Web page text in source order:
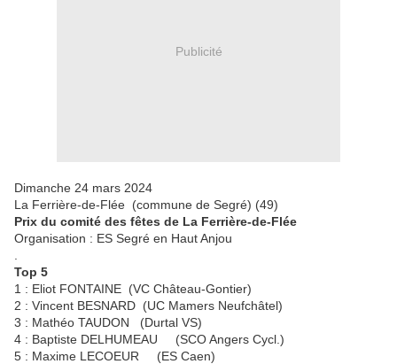
Publicité
Dimanche 24 mars 2024
La Ferrière-de-Flée (commune de Segré) (49)
Prix du comité des fêtes de La Ferrière-de-Flée
Organisation : ES Segré en Haut Anjou
Top 5
1 : Eliot FONTAINE (VC Château-Gontier)
2 : Vincent BESNARD (UC Mamers Neufchâtel)
3 : Mathéo TAUDON (Durtal VS)
4 : Baptiste DELHUMEAU (SCO Angers Cycl.)
5 : Maxime LECOEUR (ES Caen)